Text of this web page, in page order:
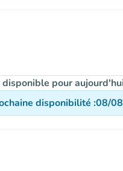
disponible pour
disponibilité :08/